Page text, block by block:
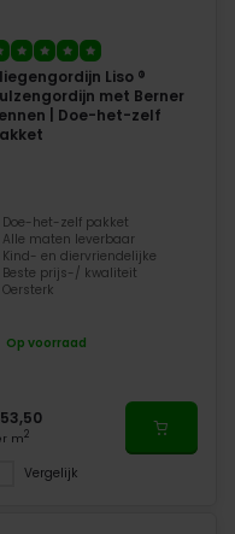
Liso ®
met Berner
| Doe-het-zelf
Doe-het-zelf pakket
Alle maten leverbaar
Kind- en diervriendelijke
Beste prijs-/ kwaliteit
Oersterk
Op voorraad
m2
Vergelijk